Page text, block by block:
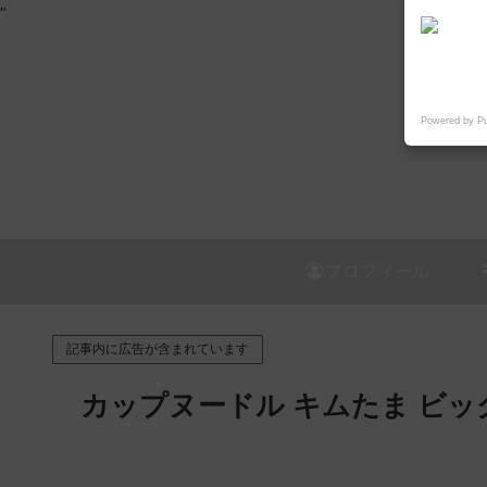
"
記事内に広告が含まれています
カップヌードル キムたま ビッ
Powered by